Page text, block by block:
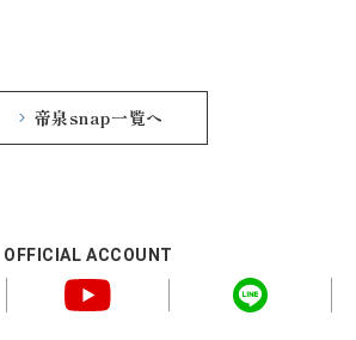
帝泉snap一覧へ
OFFICIAL ACCOUNT